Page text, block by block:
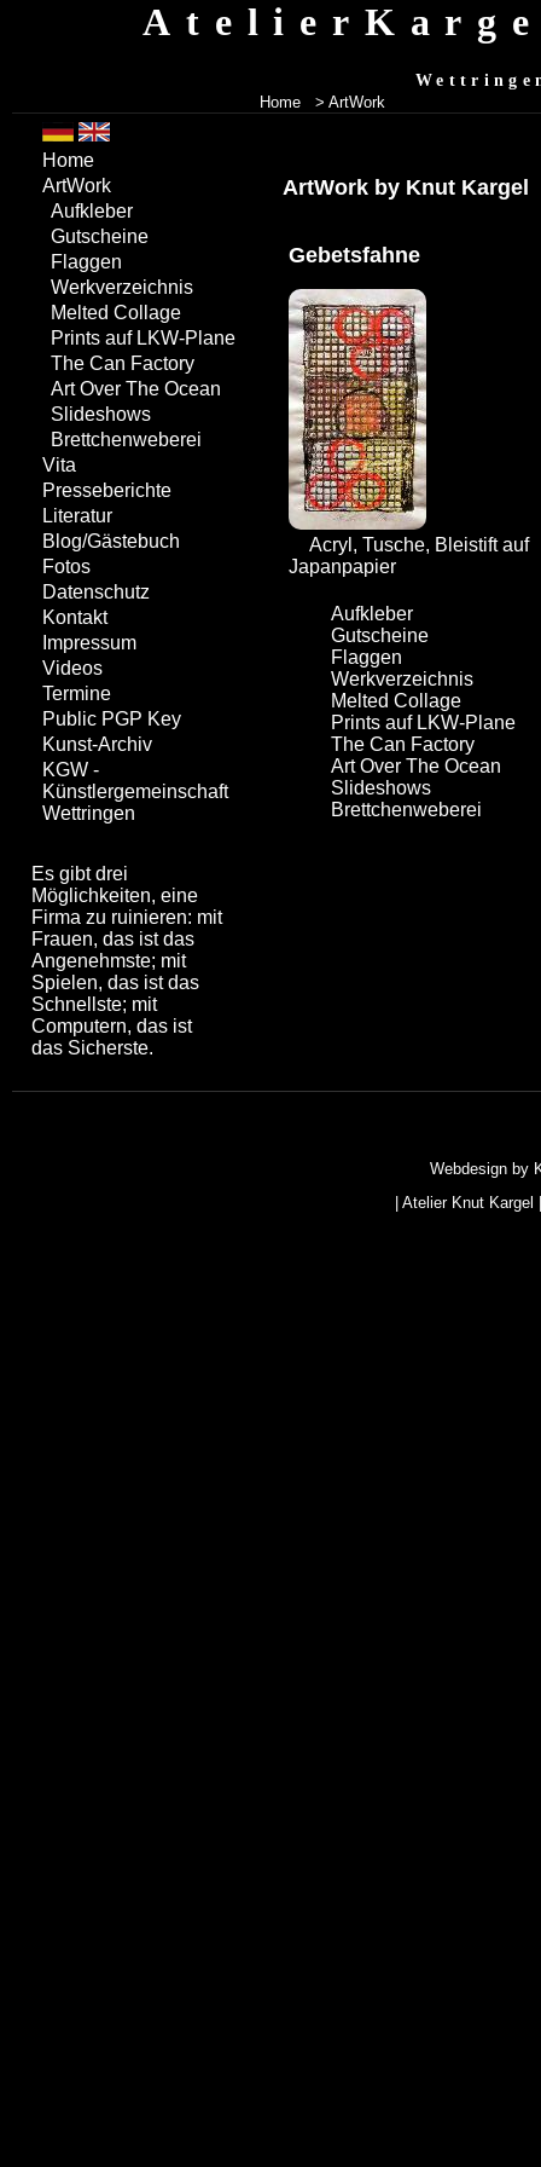
Home > ArtWork
ArtWork by Knut Kargel
Gebetsfahne
Acryl, Tusche, Bleistift auf
Japanpapier
Aufkleber
Gutscheine
Flaggen
Werkverzeichnis
Melted Collage
Prints auf LKW-Plane
The Can Factory
Art Over The Ocean
Slideshows
Brettchenweberei
Home
ArtWork
Aufkleber
Gutscheine
Flaggen
Werkverzeichnis
Melted Collage
Prints auf LKW-Plane
The Can Factory
Art Over The Ocean
Slideshows
Brettchenweberei
Vita
Presseberichte
Literatur
Blog/Gästebuch
Fotos
Datenschutz
Kontakt
Impressum
Videos
Termine
Public PGP Key
Kunst-Archiv
KGW -
Künstlergemeinschaft
Wettringen
Es gibt drei
Möglichkeiten, eine
Firma zu ruinieren: mit
Frauen, das ist das
Angenehmste; mit
Spielen, das ist das
Schnellste; mit
Computern, das ist
das Sicherste.
Webdesign by
|Atelier Knut Kargel